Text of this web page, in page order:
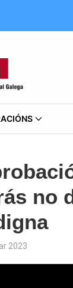
no
2023